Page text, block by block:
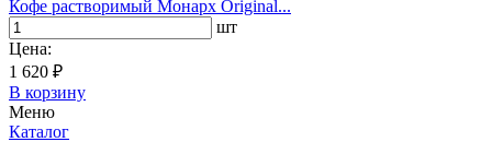
Кофе растворимый Монарх Original...
шт
Цена:
1 620 ₽
В корзину
Меню
Каталог